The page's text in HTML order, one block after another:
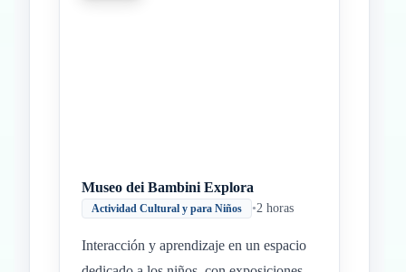
Museo dei Bambini Explora
Actividad Cultural y para Niños •2 horas
Interacción y aprendizaje en un espacio